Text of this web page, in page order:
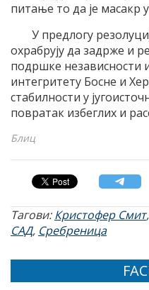
питање то да је масакр
У предлогу
охрабрују да задрже и
подршке независности
интегритету Босне и
стабилности у
повратак избеглих и
Блиц
Тагови:Кристофер Смит,
САД, Сребреница